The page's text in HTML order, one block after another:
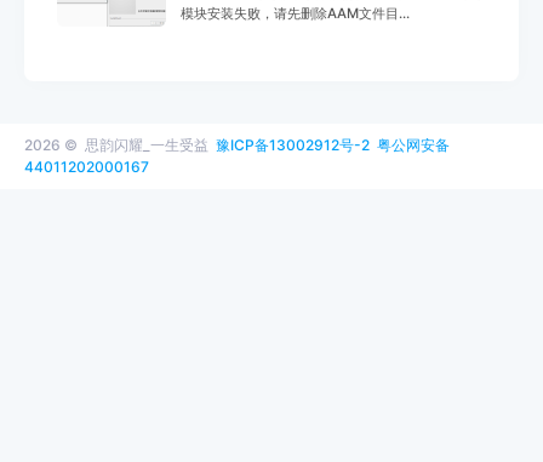
模块安装失败，请先删除AAM文件目...
2026 © 思韵闪耀_一生受益 豫ICP备13002912号-2 粤公网安备
44011202000167